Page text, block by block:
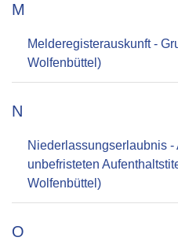
M
Melderegisterauskunft -
Wolfenbüttel)
N
Niederlassungserlaubnis
unbefristeten
Wolfenbüttel)
O